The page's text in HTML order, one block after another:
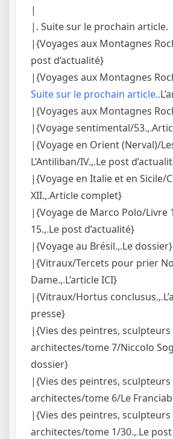
|
|. Suite sur le prochain article.
|{Voyages aux Montagnes
post d’actualité}
|{Voyages aux Montagnes
Suite sur le prochain article..
|{Voyages aux Montagnes
|{Voyage sentimental/53.,.
|{Voyage en Orient (Nerval)/
L’Antiliban/IV.,.Le post
|{Voyage en Italie et en Sicile/
XII.,.Article complet}
|{Voyage de Marco Polo/Livre
15.,.Le post d’actualité}
|{Voyage au Brésil.,.Le dossier}
|{Vitraux/Tercets pour prier
Dame.,.L’article ICI}
|{Vitraux/Hortus conclusus.,.
presse}
|{Vies des peintres, sculpteurs
architectes/tome 7/Niccolo
dossier}
|{Vies des peintres, sculpteurs
architectes/tome 6/Le
|{Vies des peintres, sculpteurs
architectes/tome 1/30.,.Le